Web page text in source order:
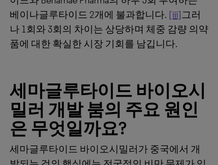
베이나글루타이드 2개에 불과합니다. [iii]그러
나 1회와 3회의 차이는 상당하며 체중 감량 의약
품에 대한 확실한 시장 기회를 남깁니다.
세마글루타이드 바이오시
밀러 개발 붐의 주요 원인
은 무엇일까요?
세마글루타이드 바이오시밀러가 중국에서 개